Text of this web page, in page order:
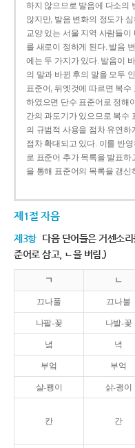
하지 않으므로 발음에 다소의
않지만, 발음 변화의 정도가
교양 있는 서울 지역 사람들
를 새로이 정하게 된다. 발음
에는 두 가지가 있다. 발음이
의 말과 바뀐 후의 말을 모두
표준어, 뒤엣것에 따르면 복
하였으면 단수 표준어로 정해
간의 과도기가 있으므로 복수
의 규범적 사용을 점차 유연하
점차 확대되고 있다. 이를 반
로 표준어 추가 목록을 발표하
을 통해 표준어의 목록을 갱신
제1절 자음
제3항 다음 단어들은 거센소
준어로 삼고, ㄴ을 버림.)
ㄱ ㄴ
끄나풀 끄나불
나팔-꽃 나발-꽃
녘 녁
부엌 부억
살-쾡이 삵-괭이
칸 간